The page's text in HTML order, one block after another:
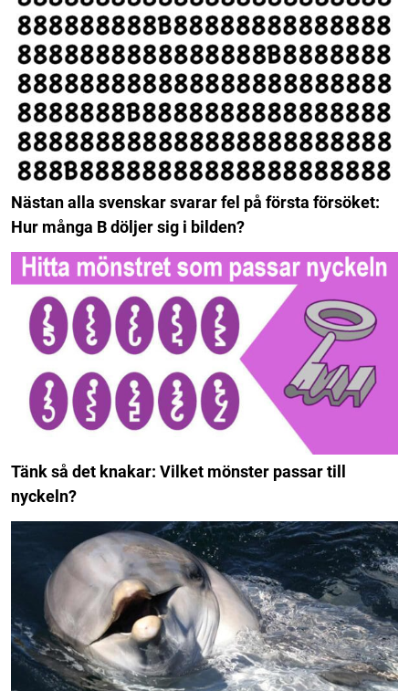
Nästan alla svenskar svarar fel på första försöket:
Hur många B döljer sig i bilden?
Tänk så det knakar: Vilket mönster passar till
nyckeln?